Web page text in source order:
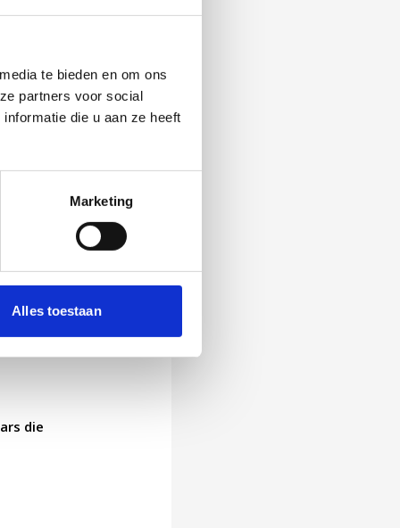
te bieden en om ons
partners voor social
die u aan ze heeft
Marketing
Alles toestaan
zij de vraag
die